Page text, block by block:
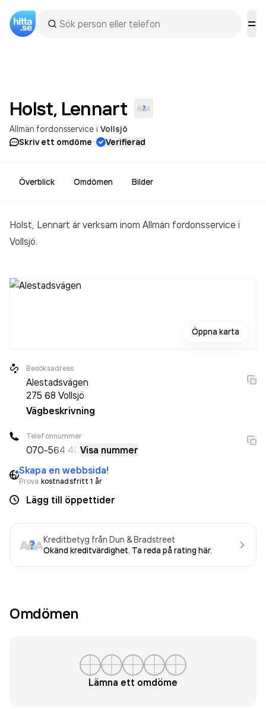
Holst, Lennart
Allmän fordonsservice i Vollsjö
Skriv ett omdöme· Verifierad
Överblick Omdömen Bilder
Holst, Lennart är verksam inom Allmän fordonsservice i
Vollsjö.
Öppna karta
Besöksadress
Alestadsvägen
275 68 Vollsjö
Vägbeskrivning
Telefonnummer
070-564 40 Visa nummer
Skapa en webbsida!
Prova kostnadsfritt 1 år
Lägg till öppettider
Kreditbetyg från Dun & Bradstreet
Okänd kreditvärdighet. Ta reda på rating här.
Omdömen
Lämna ett omdöme